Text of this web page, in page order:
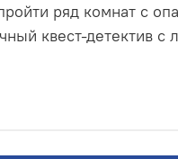
ряд комнат с
квест-детектив